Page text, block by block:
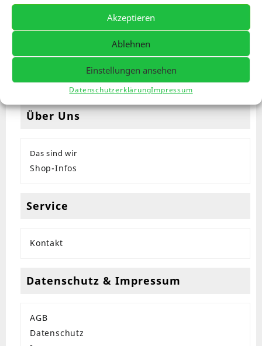
Akzeptieren
Ablehnen
Einstellungen ansehen
DatenschutzerklärungImpressum
Über Uns
Das sind wir
Shop-Infos
Service
Kontakt
Datenschutz & Impressum
AGB
Datenschutz